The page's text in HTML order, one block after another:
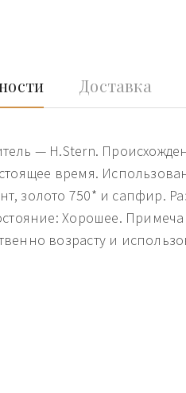
Доставка
— H.Stern.
время.
золото 750* и сапфир.
Хорошее.
возрасту и